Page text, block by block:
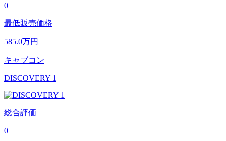
0
最低販売価格
585.0万円
キャブコン
DISCOVERY 1
総合評価
0